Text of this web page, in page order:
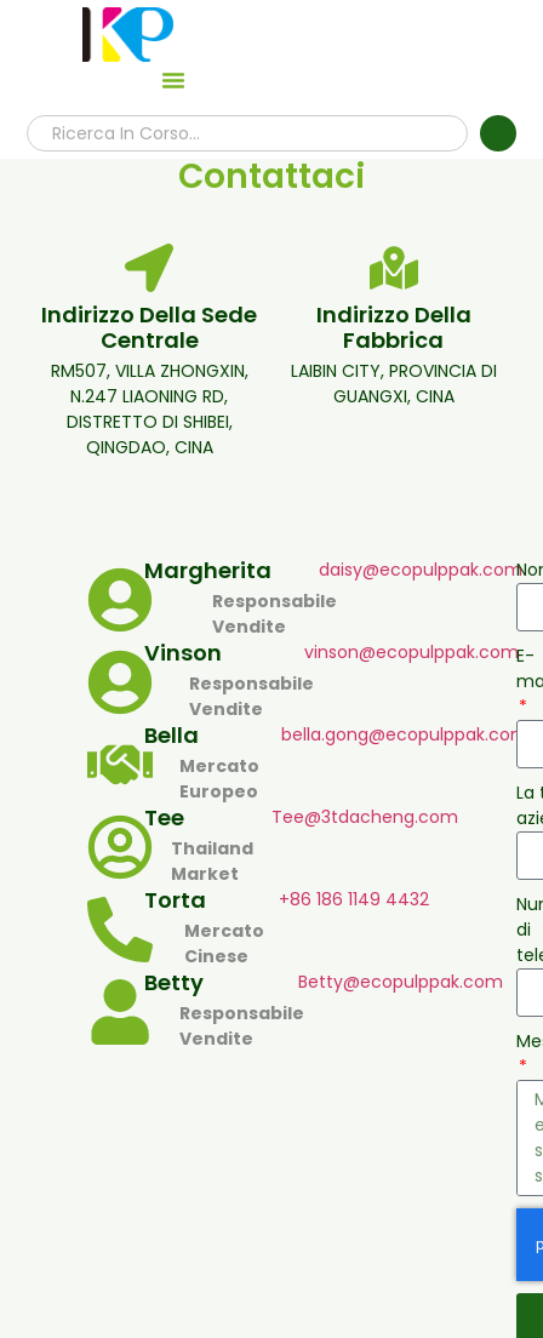
Contattaci
Indirizzo Della Sede
Centrale
RM507, VILLA ZHONGXIN,
N.247 LIAONING RD,
DISTRETTO DI SHIBEI,
QINGDAO, CINA
Indirizzo Della
Fabbrica
LAIBIN CITY, PROVINCIA DI
GUANGXI, CINA
Margherita
Responsabile
Vendite
daisy@ecopulppak.com
Vinson
Responsabile
Vendite
vinson@ecopulppak.com
Bella
Mercato
Europeo
bella.gong@ecopulppak.com
Tee
Thailand
Market
Tee@3tdacheng.com
Torta
Mercato
Cinese
+86 186 1149 4432
Betty
Responsabile
Vendite
Betty@ecopulppak.com
E-
La
di